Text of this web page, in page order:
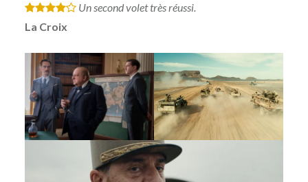
* * * *
Un second volet très réussi.
La Croix